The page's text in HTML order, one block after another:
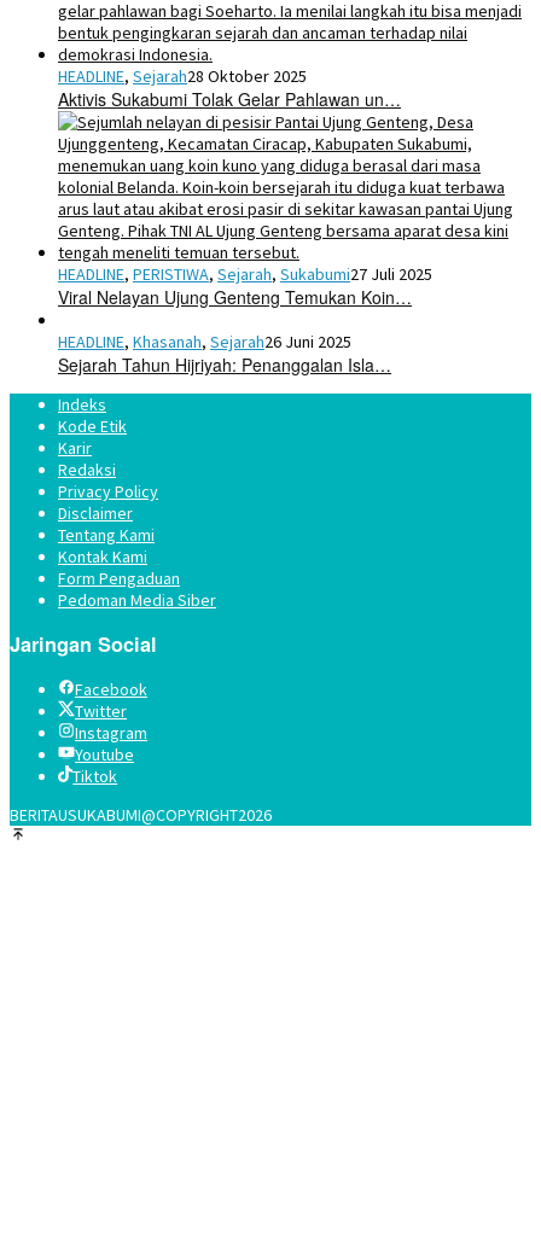
HEADLINE, Sejarah28 Oktober 2025
Aktivis Sukabumi Tolak Gelar Pahlawan un…
HEADLINE, PERISTIWA, Sejarah, Sukabumi27 Juli 2025
Viral Nelayan Ujung Genteng Temukan Koin…
HEADLINE, Khasanah, Sejarah26 Juni 2025
Sejarah Tahun Hijriyah: Penanggalan Isla…
Indeks
Kode Etik
Karir
Redaksi
Privacy Policy
Disclaimer
Tentang Kami
Kontak Kami
Form Pengaduan
Pedoman Media Siber
Jaringan Social
Facebook
Twitter
Instagram
Youtube
Tiktok
BERITAUSUKABUMI@COPYRIGHT2026